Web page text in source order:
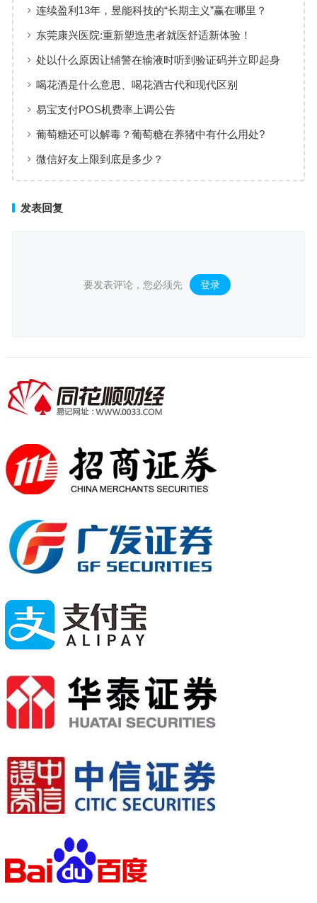
连续盈利13年，昱能科技的“长期主义”赢在哪里？
东莞康兴医院:重新塑造患者就医舒适新体验！
处以什么原因让辅警在输液时听到验证码并立即起身
喝花酒是什么意思、喝花酒古代和现代区别
易宝支付POS机费率上调公告
葡萄糖还可以解毒？葡萄糖在养猪中有什么用处?
微信好友上限到底是多少？
发表回复
要发表评论，您必须先 登录 。